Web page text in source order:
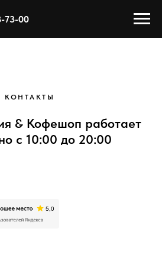
73-00
КОНТАКТЫ
& Кофешоп работает
c 10:00 до 20:00